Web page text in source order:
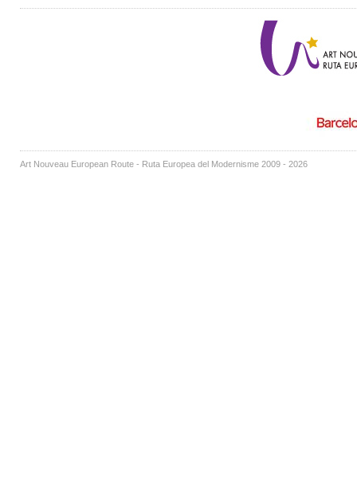
Art Nouveau European Route - Ruta Europea del Modernisme 2009 - 2026